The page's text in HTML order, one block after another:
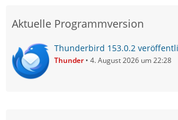
Aktuelle Programmversion
Thunderbird 153.0.2
Thunder 4. August 2026 um 22:28